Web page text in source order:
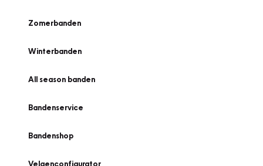
Zomerbanden
Winterbanden
All season banden
Bandenservice
Bandenshop
Velgenconfigurator